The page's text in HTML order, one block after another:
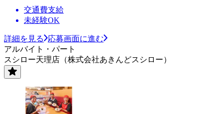
交通費支給
未経験OK
詳細を見る
応募画面に進む
アルバイト・パート
スシロー天理店（株式会社あきんどスシロー）